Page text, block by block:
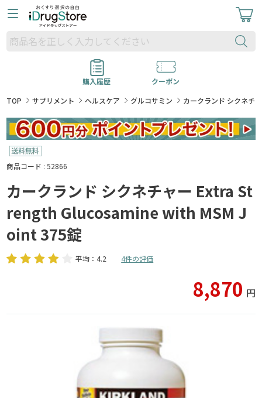
購入履歴
クーポン
TOP
サプリメント ヘルスケア グルコサミン カークランド シクネ
商品コード : 52866
カークランド シクネチャー Extra St
rength Glucosamine with MSM J
oint 375錠
平均：4.2 4件の評価
8,870 円